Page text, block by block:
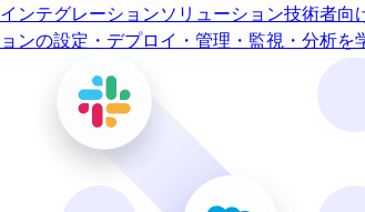
インテグレーションソリューション技術者向
ョンの設定・デプロイ・管理・監視・分析を